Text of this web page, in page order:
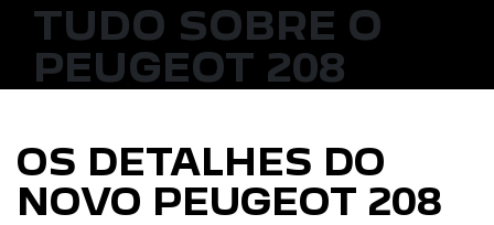
TUDO SOBRE O
PEUGEOT 208
OS DETALHES DO
NOVO PEUGEOT 208